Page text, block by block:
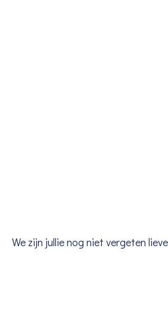
We zijn jullie nog niet vergeten